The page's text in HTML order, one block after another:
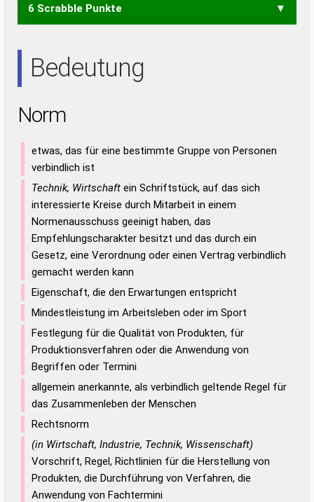
6 Scrabble Punkte
Bedeutung
Norm
etwas, das für eine bestimmte Gruppe von Personen
verbindlich ist
Technik, Wirtschaft ein Schriftstück, auf das sich
interessierte Kreise durch Mitarbeit in einem
Normenausschuss geeinigt haben, das
Empfehlungscharakter besitzt und das durch ein
Gesetz, eine Verordnung oder einen Vertrag verbindlich
gemacht werden kann
Eigenschaft, die den Erwartungen entspricht
Mindestleistung im Arbeitsleben oder im Sport
Festlegung für die Qualität von Produkten, für
Produktionsverfahren oder die Anwendung von
Begriffen oder Termini
allgemein anerkannte, als verbindlich geltende Regel für
das Zusammenleben der Menschen
Rechtsnorm
(in Wirtschaft, Industrie, Technik, Wissenschaft)
Vorschrift, Regel, Richtlinien für die Herstellung von
Produkten, die Durchführung von Verfahren, die
Anwendung von Fachtermini